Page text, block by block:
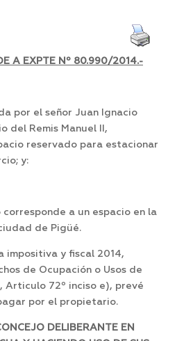
A EXPTE Nº 80.990/2014.-
por el señor Juan Ignacio
del Remis Manuel II,
reservado para estacionar
y:
a un espacio en la
de Pigüé.
impositiva y fiscal 2014,
de Ocupación o Usos de
Articulo 72º inciso e), prevé
por el propietario.
DELIBERANTE EN